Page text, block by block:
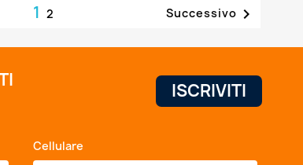
12 Successivo 
Cellulare